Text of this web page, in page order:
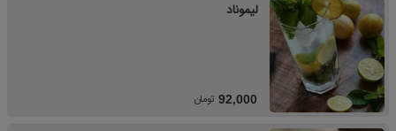
لیموناد
92,000 تومان